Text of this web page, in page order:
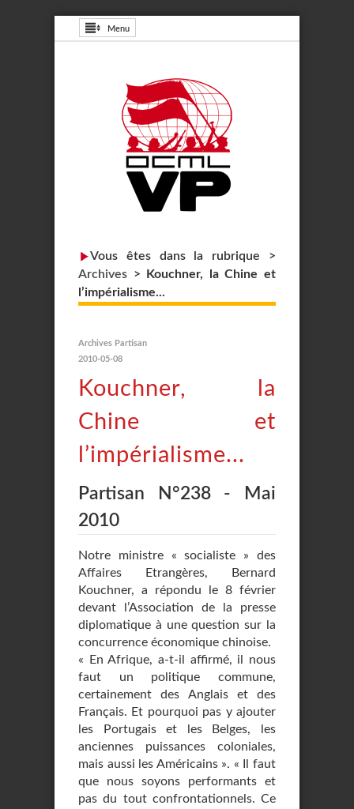
Menu
Vous êtes dans la rubrique >
Archives >
Kouchner, la Chine et
l’impérialisme...
Archives Partisan
2010-05-08
Kouchner, la
Chine et
l’impérialisme...
Partisan N°238 - Mai
2010
Notre ministre « socialiste » des
Affaires Etrangères, Bernard
Kouchner, a répondu le 8 février
devant l’Association de la presse
diplomatique à une question sur la
concurrence économique chinoise.
« En Afrique, a-t-il affirmé, il nous
faut un politique commune,
certainement des Anglais et des
Français. Et pourquoi pas y ajouter
les Portugais et les Belges, les
anciennes puissances coloniales,
mais aussi les Américains ». « Il faut
que nous soyons performants et
pas du tout confrontationnels. Ce